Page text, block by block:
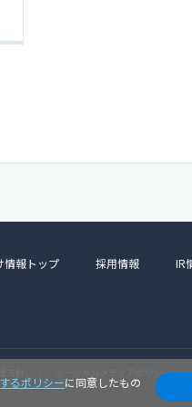
るポリシーに同意したもの
情報トップ 採用情報 IR
ソーシャルメディアポリシー